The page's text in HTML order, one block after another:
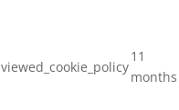
viewed_cookie_policy
11
months